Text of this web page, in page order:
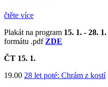
čtěte více
Plakát na program 15. 1. - 28. 1.
formátu .pdf ZDE
ČT 15. 1.
19.00 28 let poté: Chrám z kostí